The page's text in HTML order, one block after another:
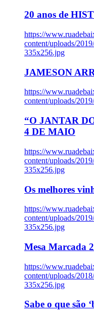
20 anos de
https://
content/uploads/
335x256.jpg
JAMESON
https://
content/uploads/
“O JANTAR
4 DE MAIO
https://
content/uploads/
335x256.jpg
Os melhores
https://
content/uploads/
335x256.jpg
Mesa Marcada
https://
content/uploads/
335x256.jpg
Sabe o que são